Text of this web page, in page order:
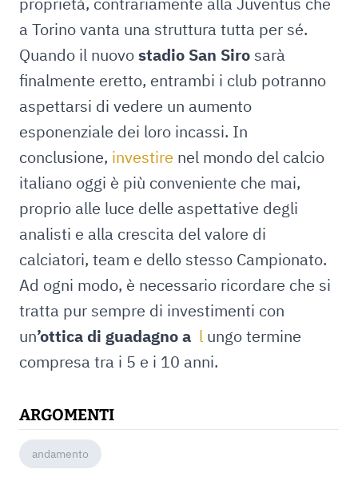
a Torino vanta una struttura tutta per sé.
Quando il nuovostadio San Siro sarà
finalmente eretto, entrambi i club potranno
aspettarsi di vedere un aumento
esponenziale dei loro incassi. In
conclusione, investire nel mondo del calcio
italiano oggi è più conveniente che mai,
proprio alle luce delle aspettative degli
analisti e alla crescita del valore di
calciatori, team e dello stesso Campionato.
Ad ogni modo, è necessario ricordare che si
tratta pur sempre di investimenti con
un’ottica di guadagno a l ungo termine
compresa tra i 5 e i 10 anni.
ARGOMENTI
andamento